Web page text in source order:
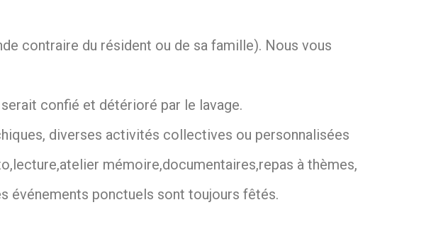
contraire du résident ou de sa famille). Nous vous
confié et détérioré par le lavage.
diverses activités collectives ou personnalisées
mémoire,documentaires,repas à thèmes,
événements ponctuels sont toujours fêtés.